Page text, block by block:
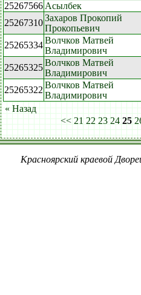
25267566 Асылбек
25267310Захаров Прокопий
Прокопьевич
25265334Волчков Матвей
Владимирович
25265325Волчков Матвей
Владимирович
25265322 Волчков Матвей
Владимирович
« Назад
<< 21 22 23 24 25
Красноярский краевой